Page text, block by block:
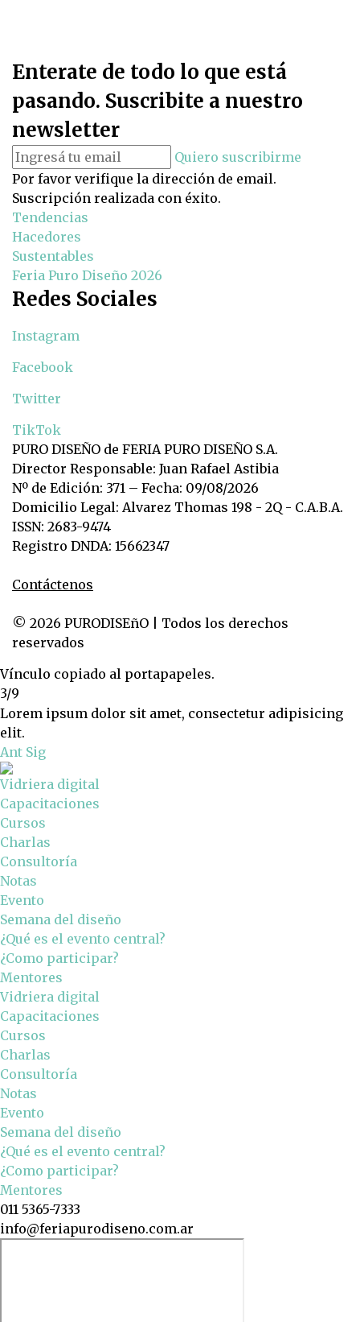
Enterate de todo lo que está
pasando. Suscribite a nuestro
newsletter
Quiero suscribirme
Por favor verifique la dirección de email.
Suscripción realizada con éxito.
Tendencias
Hacedores
Sustentables
Feria Puro Diseño 2026
Redes Sociales
Instagram
Facebook
Twitter
TikTok
PURO DISEÑO de FERIA PURO DISEÑO S.A.
Director Responsable: Juan Rafael Astibia
Nº de Edición: 371 – Fecha: 09/08/2026
Domicilio Legal: Alvarez Thomas 198 - 2Q - C.A.B.A.
ISSN: 2683-9474
Registro DNDA: 15662347
Contáctenos
© 2026 PURODISEñO | Todos los derechos
reservados
Vínculo copiado al portapapeles.
3/9
Lorem ipsum dolor sit amet, consectetur adipisicing
elit.
Ant Sig
Vidriera digital
Capacitaciones
Cursos
Charlas
Consultoría
Notas
Evento
Semana del diseño
¿Qué es el evento central?
¿Como participar?
Mentores
Vidriera digital
Capacitaciones
Cursos
Charlas
Consultoría
Notas
Evento
Semana del diseño
¿Qué es el evento central?
¿Como participar?
Mentores
011 5365-7333
info@feriapurodiseno.com.ar